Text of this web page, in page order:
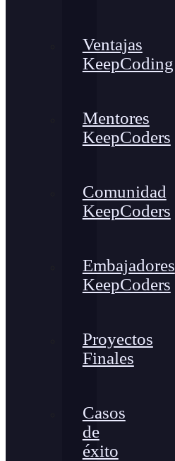
Ventajas
KeepCoding
Mentores
KeepCoders
Comunidad
KeepCoders
Embajadores
KeepCoders
Proyectos
Finales
Casos
de
éxito